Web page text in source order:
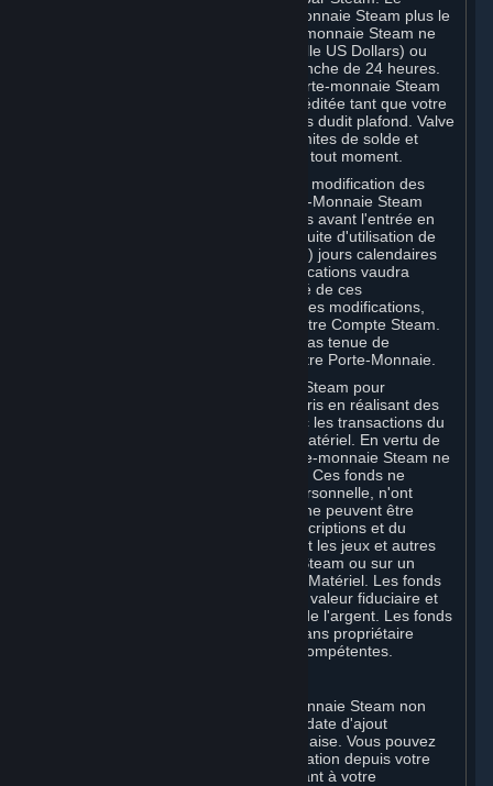
montant total stocké sur votre Porte-monnaie Steam plus le
montant total dépensé via votre Porte-monnaie Steam ne
doit pas dépasser 2 000 USD (deux mille US Dollars) ou
son équivalent en devise locale par tranche de 24 heures.
Toute tentative de dépôt dans votre Porte-monnaie Steam
qui dépasse ce plafond ne sera pas créditée tant que votre
activité ne redescendra pas en dessous dudit plafond. Valve
peut modifier ou imposer différentes limites de solde et
d'utilisation du Porte-monnaie Steam à tout moment.
Vous serez informé par e-mail de toute modification des
limites de solde et d'utilisation du Porte-Monnaie Steam
dans les 60 (soixante) jours calendaires avant l'entrée en
vigueur de cette modification. La poursuite d'utilisation de
votre Compte Steam plus de trente (30) jours calendaires
après l'entrée en vigueur de ces modifications vaudra
acceptation de votre part de l'intégralité de ces
modifications. Si vous n'acceptez pas ces modifications,
votre seul recours consiste à résilier votre Compte Steam.
Dans ce cas, Valve ne sera en aucun cas tenue de
rembourser les crédits restant dans votre Porte-Monnaie.
Vous pouvez utiliser le Porte-monnaie Steam pour
commander des Souscriptions, y compris en réalisant des
commandes in-game compatibles avec les transactions du
Porte-monnaie Steam, et acheter du Matériel. En vertu de
la Section 3.I, les fonds versés au Porte-monnaie Steam ne
sont ni remboursables ni transférables. Ces fonds ne
constituent aucun droit de propriété personnelle, n'ont
aucune valeur en dehors de Steam et ne peuvent être
utilisés que pour commander des Souscriptions et du
contenu associé via Steam (notamment les jeux et autres
applications proposés sur le magasin Steam ou sur un
Marché de Souscriptions Steam) et du Matériel. Les fonds
du Porte-monnaie Steam n'ont aucune valeur fiduciaire et
ne peuvent pas être échangés contre de l'argent. Les fonds
du Porte-monnaie Steam considérés sans propriétaire
peuvent être transférés aux autorités compétentes.
Tous les fonds ajoutés à votre portemonnaie Steam non
utilisés dans les six (6) mois suivant la date d'ajout
expireront, conformément à la loi japonaise. Vous pouvez
consulter vos fonds et leur date d'expiration depuis votre
portemonnaie Steam en vous connectant à votre